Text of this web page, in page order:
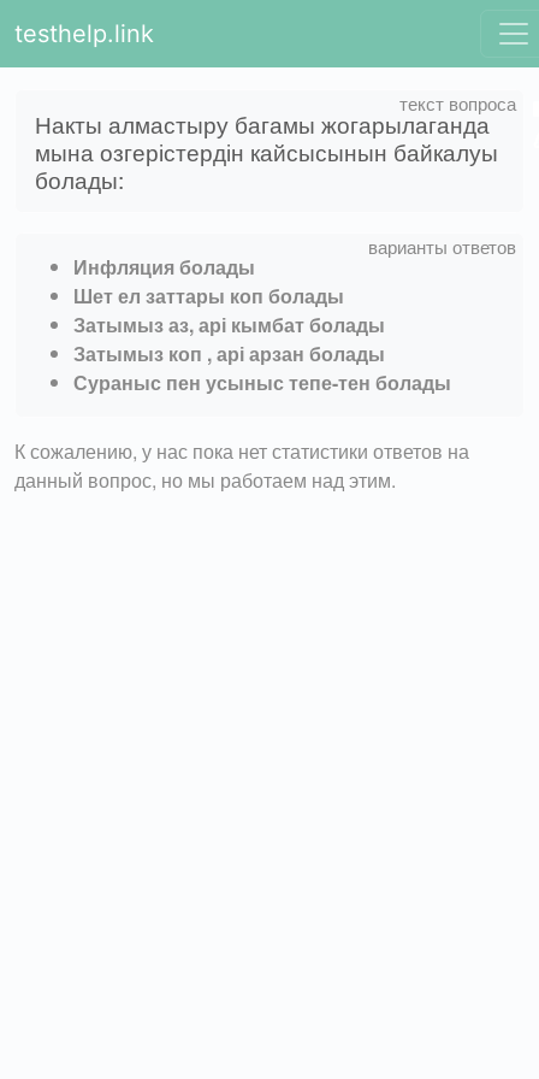
testhelp.link
Накты алмастыру багамы жогарылаганда
мына озгерістердін кайсысынын байкалуы
болады:
Инфляция болады
Шет ел заттары коп болады
Затымыз аз, арі кымбат болады
Затымыз коп , арі арзан болады
Сураныс пен усыныс тепе-тен болады
К сожалению, у нас пока нет статистики ответов на
данный вопрос, но мы работаем над этим.